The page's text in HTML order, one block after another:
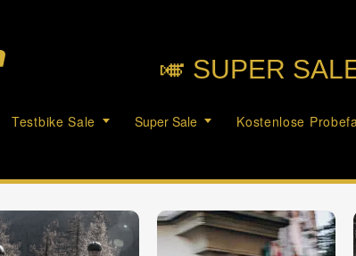
🎺︎ SUPER
Testbike Sale Super Sale Kostenlose